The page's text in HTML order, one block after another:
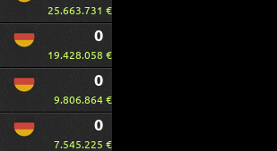
25.663.731 €
0
19.428.058 €
0
9.806.864 €
0
7.545.225 €